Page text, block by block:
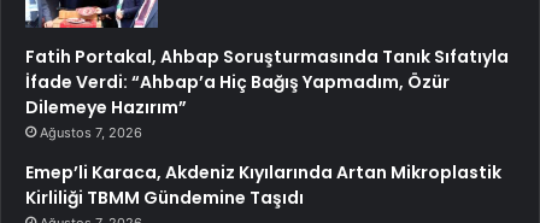
Fatih Portakal, Ahbap Soruşturmasında Tanık Sıfatıyla
İfade Verdi: “Ahbap’a Hiç Bağış Yapmadım, Özür
Dilemeye Hazırım”
Ağustos 7, 2026
Emep’li Karaca, Akdeniz Kıyılarında Artan Mikroplastik
Kirliliği TBMM Gündemine Taşıdı